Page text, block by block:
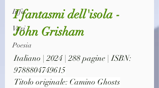
Info
Vari
Poesia
I fantasmi dell'isola -
John Grisham
Italiano | 2024 | 288 pagine | ISBN:
9788804749615
Titolo originale: Camino Ghosts